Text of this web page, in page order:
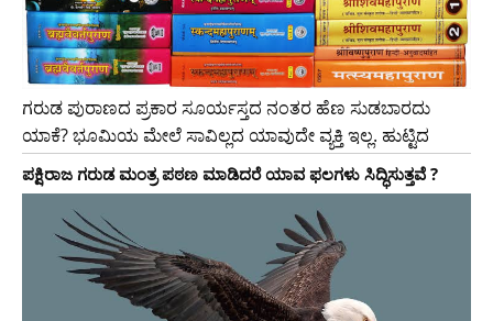
ಗರುಡ ಪುರಾಣದ ಪ್ರಕಾರ ಸೂರ್ಯಸ್ತದ ನಂತರ ಹೆಣ ಸುಡಬಾರದು
ಯಾಕೆ? ಭೂಮಿಯ ಮೇಲೆ ಸಾವಿಲ್ಲದ ಯಾವುದೇ ವ್ಯಕ್ತಿ ಇಲ್ಲ. ಹುಟ್ಟಿದ
ಪಕ್ಷಿರಾಜ ಗರುಡ ಮಂತ್ರ ಪಠಣ ಮಾಡಿದರೆ ಯಾವ ಫಲಗಳು ಸಿದ್ಧಿಸುತ್ತವೆ ?